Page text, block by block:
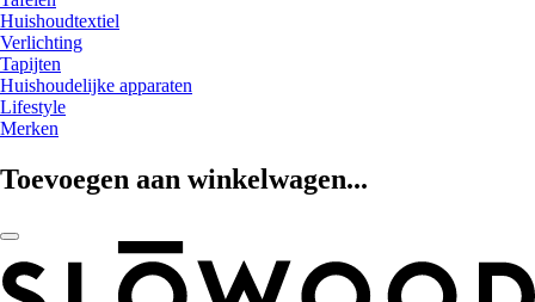
Huishoudtextiel
Verlichting
Tapijten
Huishoudelijke apparaten
Lifestyle
Merken
Toevoegen aan winkelwagen...